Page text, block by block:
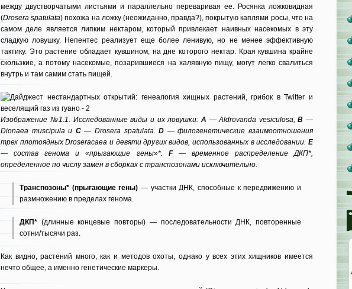
между двустворчатыми листьями и параллельно переваривая ее. Росянка ложковидная
(Drosera spatulata) похожа на ложку (неожиданно, правда?), покрытую каплями росы, что на
самом деле является липким нектаром, который привлекает наивных насекомых в эту
сладкую ловушку. Непентес реализует еще более ленивую, но не менее эффективную
тактику. Это растение обладает кувшином, на дне которого нектар. Края кувшина крайне
скользкие, а потому насекомые, позарившиеся на халявную пищу, могут легко свалиться
внутрь и там самим стать пищей.
Изображение №1.1. Исследованные виды и их ловушки: А — Aldrovanda vesiculosa,В —
Dionaea muscipula и С— Drosera spatulata.D — филогенетические взаимоотношения
трех плотоядных Droseracaea и девяти других видов, использованных в исследовании. Е
— состав генома и «прыгающие гены»*. F— временное распределение ДКП*,
определенное по числу замен в сборках с транспозонами исключительно.
Транспозоны* (прыгающие гены) — участки ДНК, способные к передвижению и
размножению в пределах генома.
ДКП* (длинные концевые повторы) — последовательности ДНК, повторенные
сотни/тысячи раз.
Как видно, растений много, как и методов охоты, однако у всех этих хищников имеется
нечто общее, а именно генетические маркеры.